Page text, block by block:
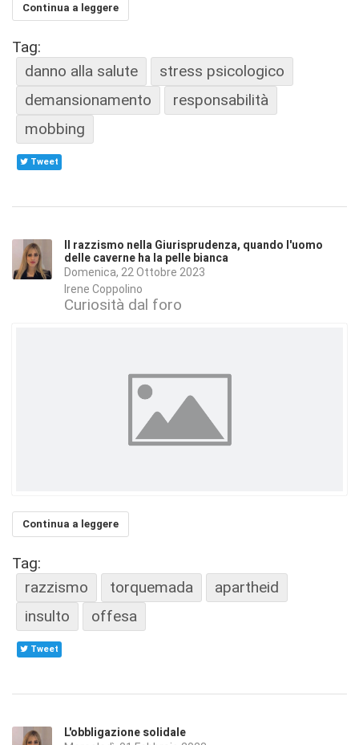
Continua a leggere
Tag:
danno alla salute
stress psicologico
demansionamento
responsabilità
mobbing
Tweet
Il razzismo nella Giurisprudenza, quando l'uomo
delle caverne ha la pelle bianca
Domenica, 22 Ottobre 2023
Irene Coppolino
Curiosità dal foro
Continua a leggere
Tag:
razzismo
torquemada
apartheid
insulto
offesa
Tweet
L'obbligazione solidale